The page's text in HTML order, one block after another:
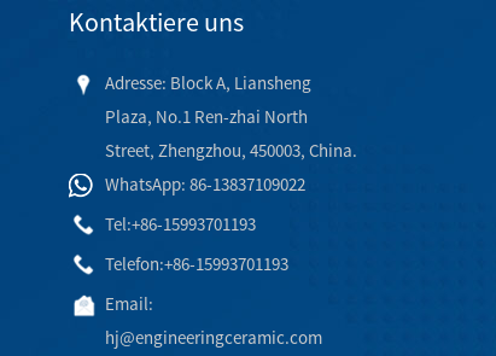
Kontaktiere uns
Adresse: Block A, Liansheng
Plaza, No.1 Ren-zhai North
Street, Zhengzhou, 450003, China.
WhatsApp: 86-13837109022
Tel:+86-15993701193
Telefon:+86-15993701193
Email:
hj@engineeringceramic.com